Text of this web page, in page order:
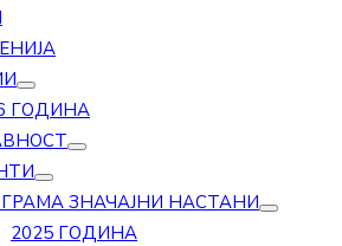
ГОДИНА
ЗНАЧАЈНИ НАСТАНИ
2025 ГОДИНА